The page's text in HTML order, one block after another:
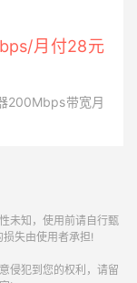
月付28元
200Mbps带宽月
未知，使用前请自行甄
失由使用者承担!
侵犯到您的权利，请留